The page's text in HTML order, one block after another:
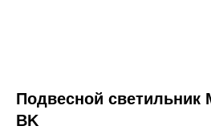
Подвесной светильник
BK